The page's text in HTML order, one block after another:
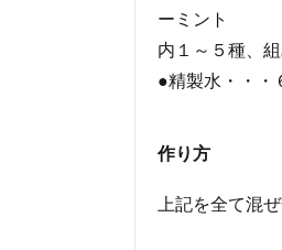
ーミント
内１～５種、
●精製水・・・
作り方
上記を全て混